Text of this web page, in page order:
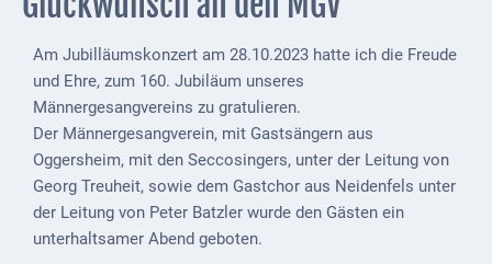
Externe
Behörden
Gottesdienste
Infrastruktur
und
Versorgung
Baumaßnahmen
Am Jubilläumskonzert am 28.10.2023 hatte ich die Freude
und Ehre, zum 160. Jubiläum unseres
Männergesangvereins zu gratulieren.
Der Männergesangverein, mit Gastsängern aus
Oggersheim, mit den Seccosingers, unter der Leitung von
Georg Treuheit, sowie dem Gastchor aus Neidenfels unter
der Leitung von Peter Batzler wurde den Gästen ein
unterhaltsamer Abend geboten.